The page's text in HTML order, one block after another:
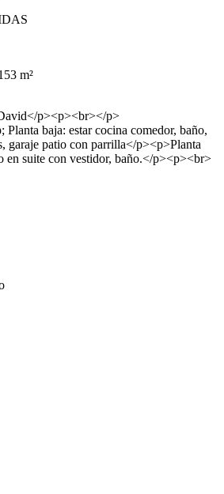
m²
p><p><br></p>
baja: estar cocina comedor, baño,
garaje patio con parrilla</p><p>Planta
en suite con vestidor, baño.</p><p><br>